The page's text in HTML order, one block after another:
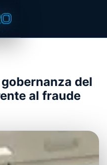
del
al fraude